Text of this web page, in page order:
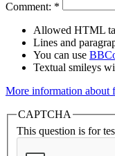
Comment: *
Allowed HTML
Lines and
You can use
Textual smileys
More information about
CAPTCHA
This question is for